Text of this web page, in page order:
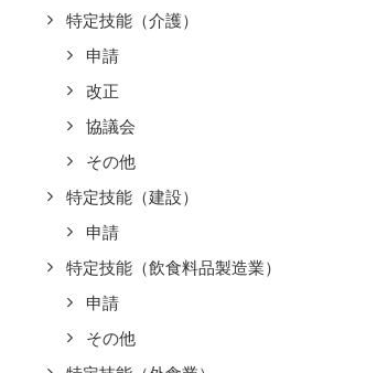
特定技能（介護）
申請
改正
協議会
その他
特定技能（建設）
申請
特定技能（飲食料品製造業）
申請
その他